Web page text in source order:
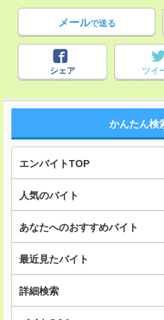
メールで送る
シェア ツイ
かんたん検
エンバイトTOP
人気のバイト
あなたへのおすすめバイト
最近見たバイト
詳細検索